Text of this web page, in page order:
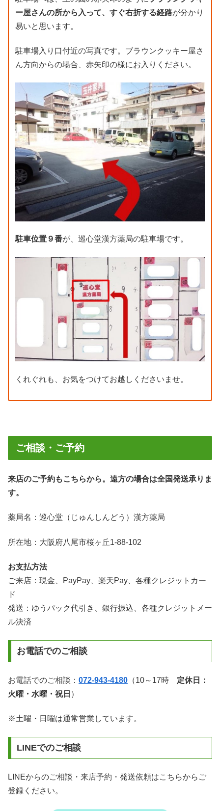
ー屋さんの所から入って、すぐ右折する経路が分かり
易いと思います。
駐車場入り口付近の写真です。ブラウンクッキー屋さ
ん方向からの場合、赤矢印の様にお入りください。
駐車位置９番が、巡心堂漢方薬局の駐車場です。
くれぐれも、お気をつけてお越しくださいませ。
ご相談・ご予約
来店のご予約もこちらから。遠方の場合は全国発送承りま
す。
薬局名：巡心堂（じゅんしんどう）漢方薬局
所在地：大阪府八尾市桜ヶ丘1-88-102
お支払方法
ご来店：現金、PayPay、楽天Pay、各種クレジットカー
ド
発送：ゆうパック代引き、銀行振込、各種クレジットメー
ル決済
お電話でのご相談
お電話でのご相談： 072-943-4180 （10～17時 定休日：
火曜・水曜・祝日 ）
※土曜・日曜は通常営業しています。
LINEでのご相談
LINEからのご相談・来店予約・発送依頼はこちらからご
登録ください。